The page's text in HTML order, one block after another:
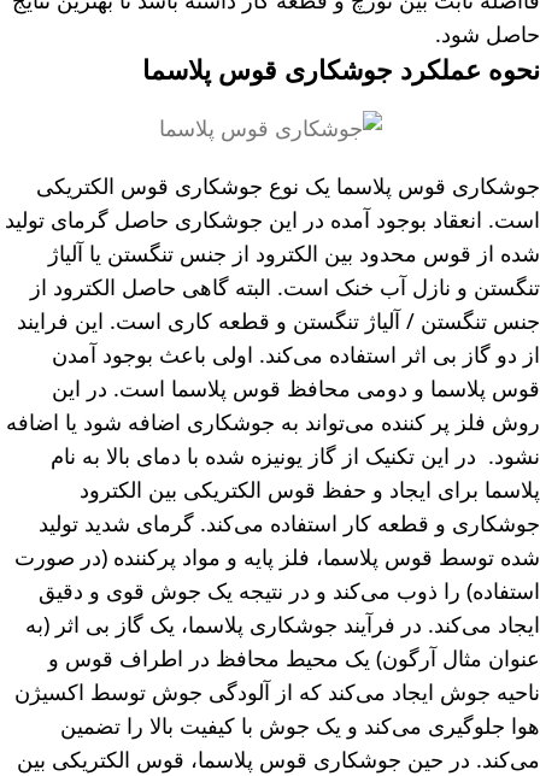
حاصل شود.
نحوه عملکرد جوشکاری قوس پلاسما
جوشکاری قوس پلاسما یک نوع جوشکاری قوس الکتریکی
است. انعقاد بوجود آمده در این جوشکاری حاصل گرمای تولید
شده از قوس محدود بین الکترود از جنس تنگستن یا آلیاژ
تنگستن و نازل آب خنک است. البته گاهی حاصل الکترود از
جنس تنگستن / آلیاژ تنگستن و قطعه کاری است. این فرایند
از دو گاز بی اثر استفاده می‌کند. اولی باعث بوجود آمدن
قوس پلاسما و دومی محافظ قوس پلاسما است. در این
روش فلز پر کننده می‌تواند به جوشکاری اضافه شود یا اضافه
نشود. در این تکنیک از گاز یونیزه شده با دمای بالا به نام
پلاسما برای ایجاد و حفظ قوس الکتریکی بین الکترود
جوشکاری و قطعه کار استفاده می‌کند. گرمای شدید تولید
شده توسط قوس پلاسما، فلز پایه و مواد پرکننده (در صورت
استفاده) را ذوب می‌کند و در نتیجه یک جوش قوی و دقیق
ایجاد می‌کند. در فرآیند جوشکاری پلاسما، یک گاز بی اثر (به
عنوان مثال آرگون) یک محیط محافظ در اطراف قوس و
ناحیه جوش ایجاد می‌کند که از آلودگی جوش توسط اکسیژن
هوا جلوگیری می‌کند و یک جوش با کیفیت بالا را تضمین
می‌کند. در حین جوشکاری قوس پلاسما، قوس الکتریکی بین